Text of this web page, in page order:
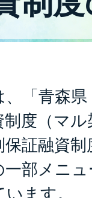
、「青森
制度（マ
保証融資
一部メニ
ます。